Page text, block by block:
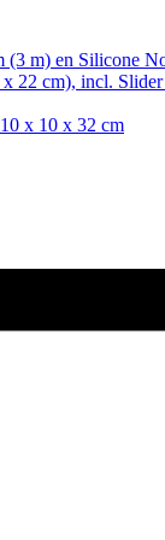
(3 m) en Silicone
22 cm), incl.
x 10 x 32 cm